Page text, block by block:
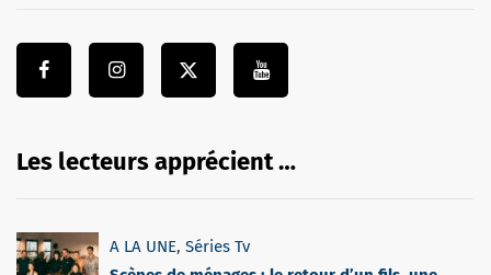
Les lecteurs apprécient …
A LA UNE, Séries Tv